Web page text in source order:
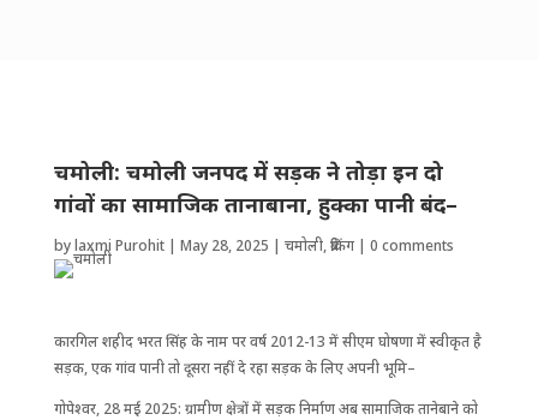
चमोली: चमोली जनपद में सड़क ने तोड़ा इन दो
गांवों का सामाजिक तानाबाना, हुक्का पानी बंद–
bylaxmi Purohit| May 28, 2025 | चमोली,ब्रेकिंग| 0 comments
कारगिल शहीद भरत सिंह के नाम पर वर्ष 2012-13 में सीएम घोषणा में स्वीकृत है
सड़क, एक गांव पानी तो दूसरा नहीं दे रहा सड़क के लिए अपनी भूमि–
गोपेश्वर, 28 मई 2025: ग्रामीण क्षेत्रों में सड़क निर्माण अब सामाजिक तानेबाने को